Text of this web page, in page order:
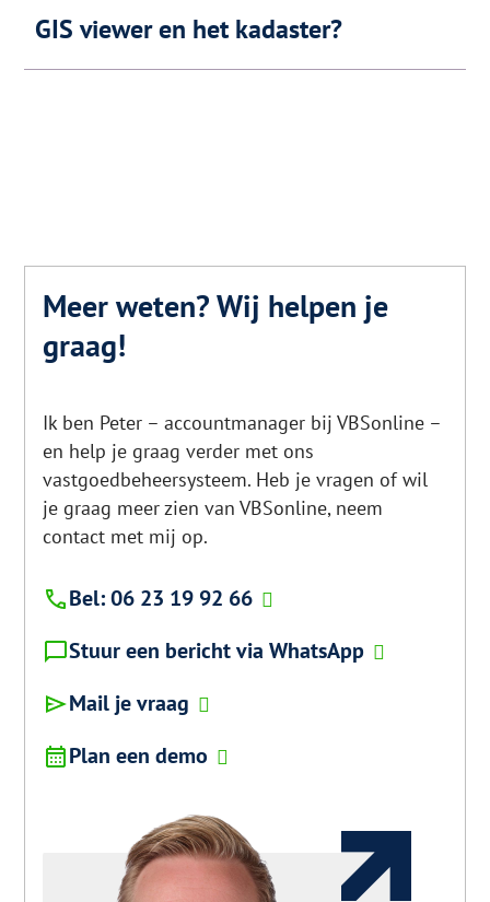
GIS viewer en het kadaster?
Meer weten? Wij helpen je
graag!
Ik ben Peter – accountmanager bij VBSonline –
en help je graag verder met ons
vastgoedbeheersysteem. Heb je vragen of wil
je graag meer zien van VBSonline, neem
contact met mij op.
Bel: 06 23 19 92 66
Stuur een bericht via WhatsApp
Mail je vraag
Plan een demo